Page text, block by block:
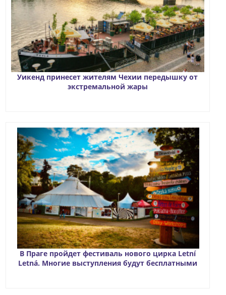
Уикенд принесет жителям Чехии передышку от
экстремальной жары
В Праге пройдет фестиваль нового цирка Letní
Letná. Многие выступления будут бесплатными